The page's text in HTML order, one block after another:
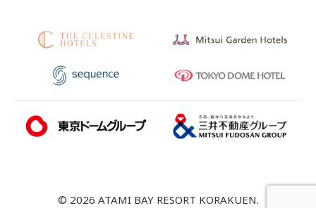
© 2026 ATAMI BAY RESORT KORAKUEN.